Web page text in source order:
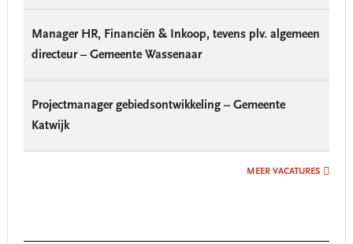
Manager HR, Financiën & Inkoop, tevens plv. algemeen
directeur – Gemeente Wassenaar
Projectmanager gebiedsontwikkeling – Gemeente
Katwijk
MEER VACATURES